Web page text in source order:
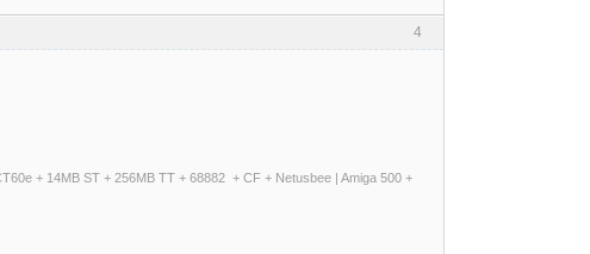
4
+ 14MB ST + 256MB TT + 68882 + CF + Netusbee | Amiga 500 +